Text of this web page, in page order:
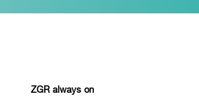
ZGR always on